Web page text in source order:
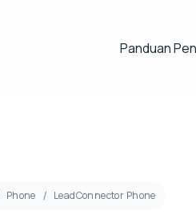
Panduan
Phone LeadConnector Phone